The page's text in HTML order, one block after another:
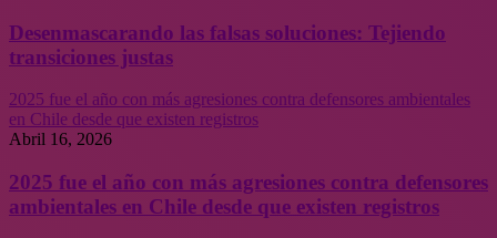
Desenmascarando las falsas soluciones: Tejiendo
transiciones justas
2025 fue el año con más agresiones contra defensores ambientales
en Chile desde que existen registros
Abril 16, 2026
2025 fue el año con más agresiones contra defensores
ambientales en Chile desde que existen registros